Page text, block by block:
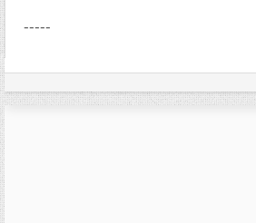
-----